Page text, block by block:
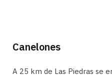
Canelones
A 25 km de Las Piedras se